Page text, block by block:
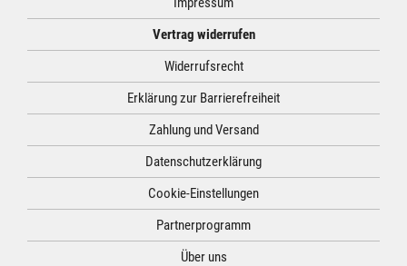
Vertrag widerrufen
Widerrufsrecht
Erklärung zur Barrierefreiheit
Zahlung und Versand
Datenschutzerklärung
Cookie-Einstellungen
Partnerprogramm
Über uns